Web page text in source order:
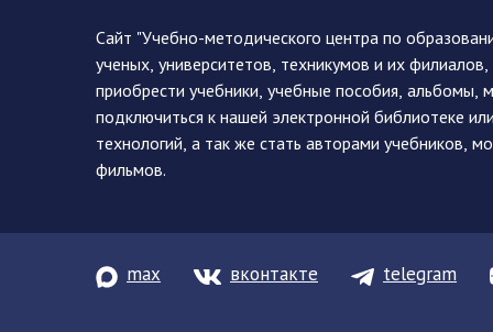
Сайт "Учебно-методического центра по
ученых, университетов, техникумов и их
приобрести учебники, учебные пособия, альбомы,
подключиться к нашей электронной библиотеке
технологий, а так же стать авторами учебников,
фильмов.
max вконтакте telegram